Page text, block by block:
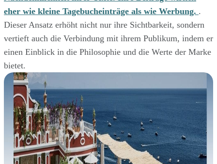
eher wie kleine Tagebucheinträge als wie Werbung. .
Dieser Ansatz erhöht nicht nur ihre Sichtbarkeit, sondern
vertieft auch die Verbindung mit ihrem Publikum, indem er
einen Einblick in die Philosophie und die Werte der Marke
bietet.